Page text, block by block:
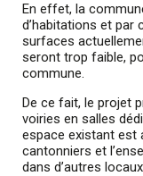
En effet, la
d’habitations et par
surfaces
seront trop faible,
commune.
De ce fait, le projet
voiries en salles
espace existant est
cantonniers et
dans d’autres